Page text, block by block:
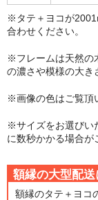
※タテ＋ヨコが
合わせください。
※フレームは天然の
の濃さや模様の大き
※画像の色はご覧頂
※サイズをお選びい
に数秒かかる場合が
額縁の大型配送
額縁のタテ＋ヨコ